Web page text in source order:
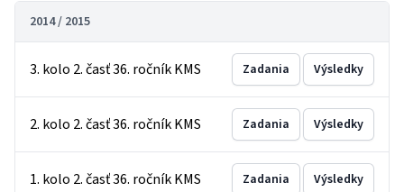
2014 / 2015
3. kolo 2. časť 36. ročník KMS Zadania Výsledky
2. kolo 2. časť 36. ročník KMS Zadania Výsledky
1. kolo 2. časť 36. ročník KMS Zadania Výsledky